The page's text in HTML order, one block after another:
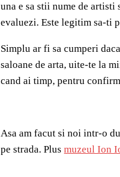
una e sa stii nume de artisti
evaluezi. Este legitim sa-ti
Simplu ar fi sa cumperi
saloane de arta, uite-te la
cand ai timp, pentru
Asa am facut si noi intr-o
pe strada. Plusmuzeul Ion